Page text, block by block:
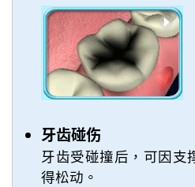
牙齿碰伤
牙齿受碰撞后，可因支
得松动。